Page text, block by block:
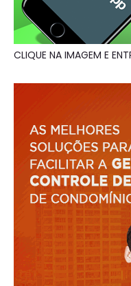
CLIQUE NA IMAGEM E